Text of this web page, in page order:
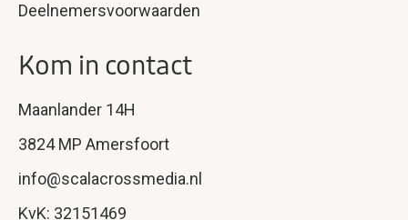
Deelnemersvoorwaarden
Kom in contact
Maanlander 14H
3824 MP Amersfoort
info@scalacrossmedia.nl
KvK: 32151469